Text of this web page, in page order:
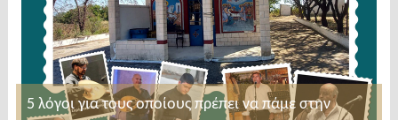
5 λόγοι για τους οποίους πρέπει να πάμε στην